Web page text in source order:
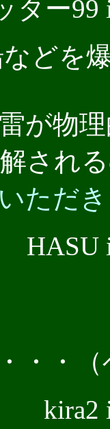
ター99
などを
が物
され
ただ
HASU
・・（
kira2